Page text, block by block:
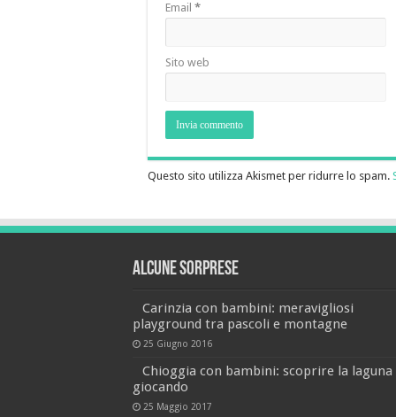
Email *
Sito web
Questo sito utilizza Akismet per ridurre lo spam.
Alcune sorprese
Carinzia con bambini: meravigliosi
playground tra pascoli e montagne
25 Giugno 2016
Chioggia con bambini: scoprire la laguna
giocando
25 Maggio 2017